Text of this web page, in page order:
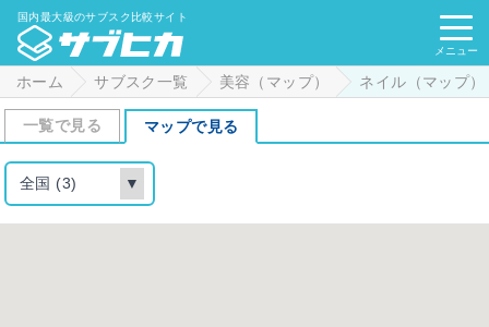
国内最大級のサブスク比較サイト
メニュー
ホーム サブスク一覧 美容（マップ） ネイル（マップ）
一覧で見る マップで見る
全国 (3) ▼